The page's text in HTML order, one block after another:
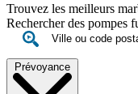
Trouvez les meilleurs
Rechercher des pompes
Prévoyance